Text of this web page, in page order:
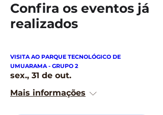
Confira os eventos já
realizados
VISITA AO PARQUE TECNOLÓGICO DE
UMUARAMA - GRUPO 2
sex., 31 de out.
Mais informações